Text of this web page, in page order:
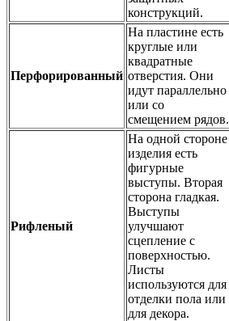
конструкций.
Перфорированный
На пластине есть
круглые или
квадратные
отверстия. Они
идут параллельно
или со
смещением рядов.
Рифленый
На одной стороне
изделия есть
фигурные
выступы. Вторая
сторона гладкая.
Выступы
улучшают
сцепление с
поверхностью.
Листы
используются для
отделки пола или
для декора.